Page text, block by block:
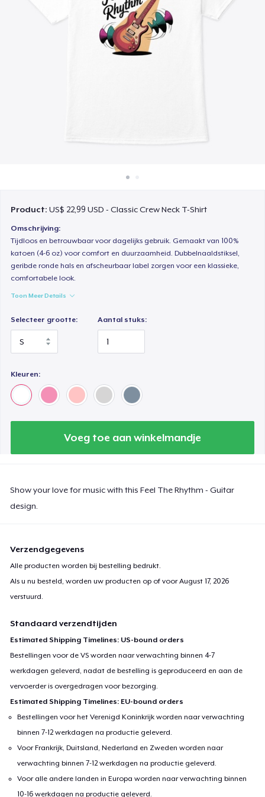
Verkoop overal
Verkoop alles
Product:US$ 22,99 USD - Classic Crew Neck T-Shirt
Omschrijving:
Tijdloos en betrouwbaar voor dagelijks gebruik. Gemaakt van 100%
katoen (4-6 oz) voor comfort en duurzaamheid. Dubbelnaaldstiksel,
geribde ronde hals en afscheurbaar label zorgen voor een klassieke,
comfortabele look.
Toon Meer Details
Selecteer grootte: Aantal stuks:
Kleuren:
Voeg toe aan winkelmandje
Show your love for music with this Feel The Rhythm - Guitar
design.
Verzendgegevens
Alle producten worden bij bestelling bedrukt.
Als u nu besteld, worden uw producten op of voorAugust 17, 2026
verstuurd.
Standaard verzendtijden
Estimated Shipping Timelines: US-bound orders
Bestellingen voor de VS worden naar verwachting binnen 4-7
werkdagen geleverd, nadat de bestelling is geproduceerd en aan de
vervoerder is overgedragen voor bezorging.
Estimated Shipping Timelines: EU-bound orders
Bestellingen voor het Verenigd Koninkrijk worden naar verwachting
binnen 7-12 werkdagen na productie geleverd.
Voor Frankrijk, Duitsland, Nederland en Zweden worden naar
verwachting binnen 7-12 werkdagen na productie geleverd.
Voor alle andere landen in Europa worden naar verwachting binnen
10-16 werkdagen na productie geleverd.